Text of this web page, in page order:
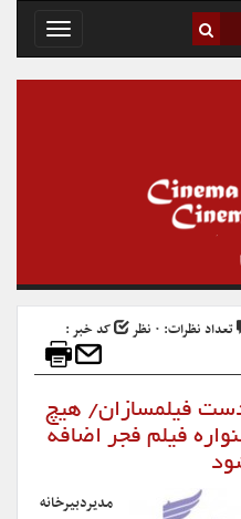
Toggle
تعداد نظرات: ۰ نظر
کد خبر :
فیلمسازان/ هیچ
فیلم فجر اضافه
مدیردبیرخانه